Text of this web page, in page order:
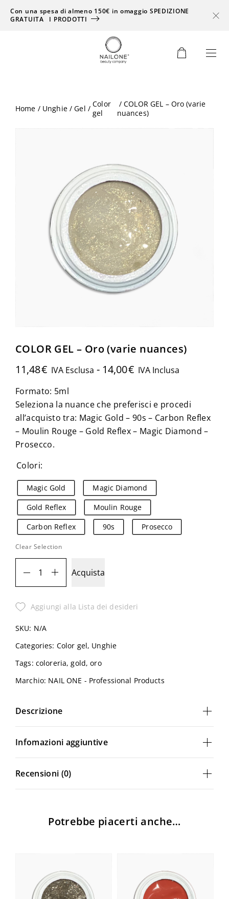
Con una spesa di almeno 150€ in omaggio SPEDIZIONE
GRATUITA
I PRODOTTI
Password dimenticata?
Ricordami
Home / Unghie/Gel / Color
gel
/ COLOR GEL – Oro (varie
nuances)
COLOR GEL – Oro (varie nuances)
11,48€ IVA Esclusa - 14,00€ IVA Inclusa
Formato: 5ml
Seleziona la nuance che preferisci e procedi
all’acquisto tra: Magic Gold – 90s – Carbon Reflex
– Moulin Rouge – Gold Reflex – Magic Diamond –
Prosecco.
Colori:
Magic Gold
Magic Diamond
Gold Reflex
Moulin Rouge
Carbon Reflex
90s Prosecco
Clear Selection
Acquista
Aggiungi alla Lista dei desideri
SKU: N/A
Categories: Color gel, Unghie
Tags: coloreria,gold,oro
Marchio: NAIL ONE - Professional Products
Descrizione
Infomazioni aggiuntive
Recensioni (0)
Potrebbe piacerti anche…